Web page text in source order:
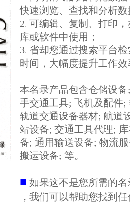
快速浏览、查找和分析数
2. 可编辑、复制、打印
库或软件中使用；
3. 省却您通过搜索平台
时间，大幅度提升工作效
本名录产品包含仓储设
手交通工具; 飞机及配件
轨道交通设备器材; 航道
站设备; 交通工具代理;
备; 通用输送设备; 物流
搬运设备; 等。
■ 如果这不是您所需的
，我们可以帮助您找到